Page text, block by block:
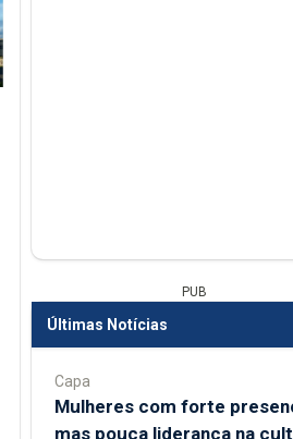
PUB
Últimas Notícias
Capa
Mulheres com forte
mas pouca liderança na